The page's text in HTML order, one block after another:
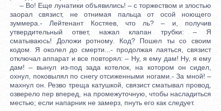
– Во! Еще лунатики объявились! – с торжеством и злостью
заорал связист, не отнимая пальца от осой ноющего
зуммера.- Лейтенант Костяев, что ль? – и, получив
утвердительный ответ, нажал клапан трубки: – Я
сматываюсь! Доложи ротному. Код? Пошел ты со своим
кодом. Я околел до смерти...- продолжая лаяться, связист
отключал аппарат и все повторял: – Ну, я ему дам! Ну, я ему
дам! – вынул из-под зада котелок, на котором он сидел,
охнул, поковылял по снегу отсиженными ногами.- За мной! –
махнул он. Резво треща катушкой, связист сматывал провод,
озверело пер вперед, на промежуточную, чтобы насладиться
местью; если напарник не замерз, пнуть его как следует.